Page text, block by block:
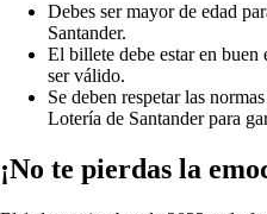
Debes ser mayor de edad
Santander.
El billete debe estar en buen
ser válido.
Se deben respetar las
Lotería de Santander para
¡No te pierdas la